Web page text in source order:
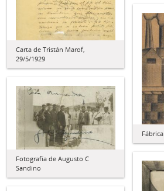
Carta de Tristán Marof,
29/5/1929
Fábrica
Fotografía de Augusto C
Sandino